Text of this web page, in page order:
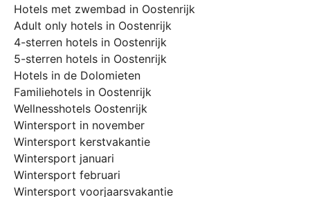
Hotels met zwembad in Oostenrijk
Adult only hotels in Oostenrijk
4-sterren hotels in Oostenrijk
5-sterren hotels in Oostenrijk
Hotels in de Dolomieten
Familiehotels in Oostenrijk
Wellnesshotels Oostenrijk
Wintersport in november
Wintersport kerstvakantie
Wintersport januari
Wintersport februari
Wintersport voorjaarsvakantie